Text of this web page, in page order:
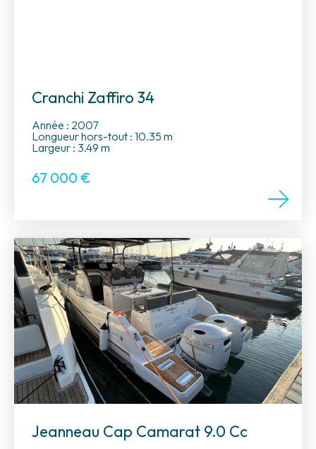
Cranchi Zaffiro 34
Année : 2007
Longueur hors-tout : 10.35 m
Largeur : 3.49 m
67 000 €
Jeanneau Cap Camarat 9.0 Cc